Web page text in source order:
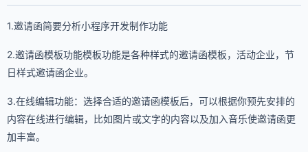
1.邀请函简要分析小程序开发制作功能
2.邀请函模板功能模板功能是各种样式的邀请函模板，活动企业，节
日样式邀请函企业。
3.在线编辑功能：选择合适的邀请函模板后，可以根据你预先安排的
内容在线进行编辑，比如图片或文字的内容以及加入音乐使邀请函更
加丰富。